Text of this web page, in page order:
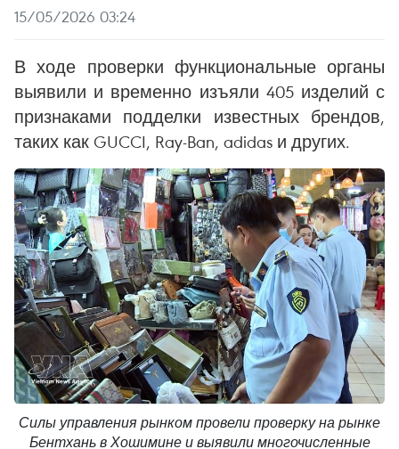
15/05/2026 03:24
В ходе проверки функциональные органы
выявили и временно изъяли 405 изделий с
признаками подделки известных брендов,
таких как GUCCI, Ray-Ban, adidas и других.
Силы управления рынком провели проверку на рынке
Бентхань в Хошимине и выявили многочисленные